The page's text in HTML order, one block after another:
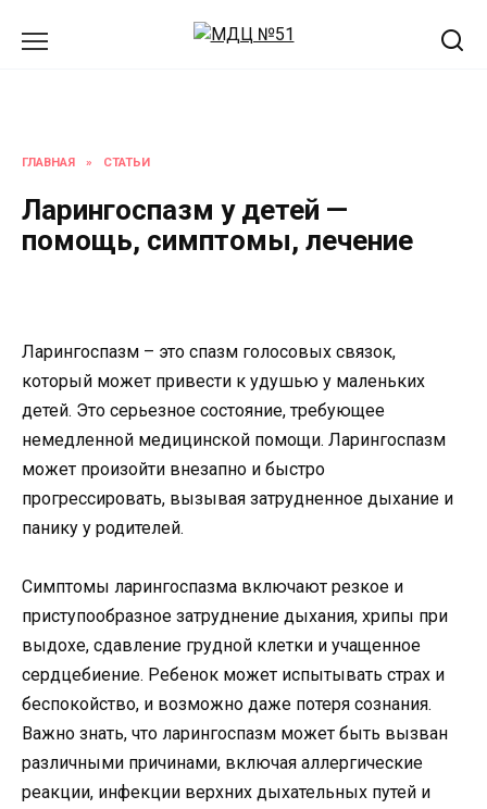
ГЛАВНАЯ » СТАТЬИ
Ларингоспазм у детей —
помощь, симптомы, лечение
Ларингоспазм – это спазм голосовых связок,
который может привести к удушью у маленьких
детей. Это серьезное состояние, требующее
немедленной медицинской помощи. Ларингоспазм
может произойти внезапно и быстро
прогрессировать, вызывая затрудненное дыхание и
панику у родителей.
Симптомы ларингоспазма включают резкое и
приступообразное затруднение дыхания, хрипы при
выдохе, сдавление грудной клетки и учащенное
сердцебиение. Ребенок может испытывать страх и
беспокойство, и возможно даже потеря сознания.
Важно знать, что ларингоспазм может быть вызван
различными причинами, включая аллергические
реакции, инфекции верхних дыхательных путей и